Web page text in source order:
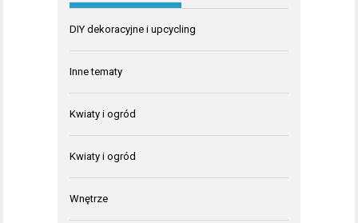
DIY dekoracyjne i upcycling
Inne tematy
Kwiaty i ogród
Kwiaty i ogród
Wnętrze